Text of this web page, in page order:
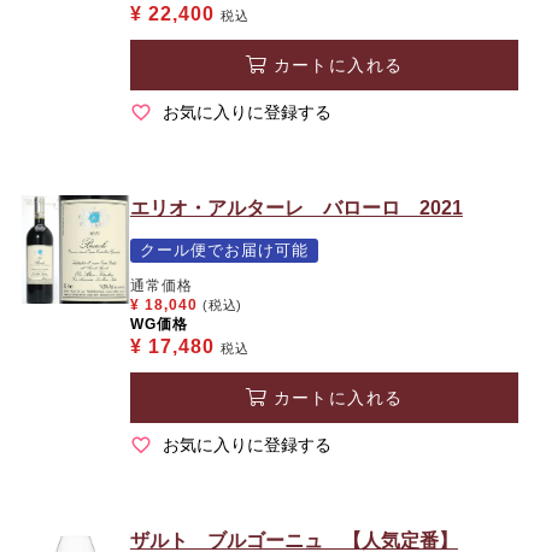
¥ 22,400 税込
カートに入れる
お気に入りに登録する
エリオ・アルターレ バローロ 2021
クール便でお届け可能
通常価格
¥ 18,040 (税込)
WG価格
¥ 17,480 税込
カートに入れる
お気に入りに登録する
ザルト ブルゴーニュ 【人気定番】